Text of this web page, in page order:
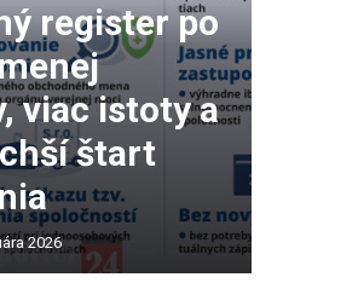
register po
viac istoty a
štart
2026